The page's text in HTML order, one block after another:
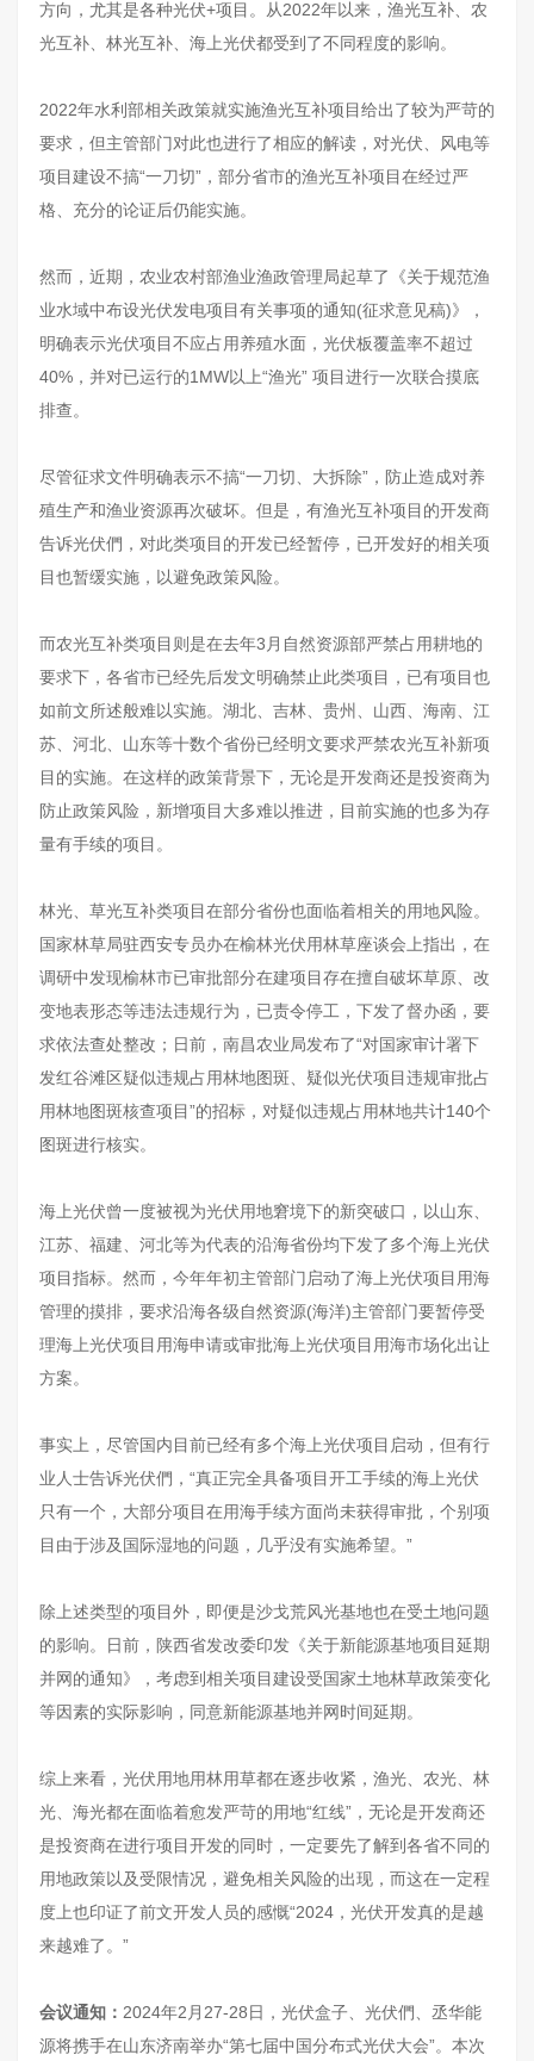
方向，尤其是各种光伏+项目。从2022年以来，渔光互补、农
光互补、林光互补、海上光伏都受到了不同程度的影响。
2022年水利部相关政策就实施渔光互补项目给出了较为严苛的
要求，但主管部门对此也进行了相应的解读，对光伏、风电等
项目建设不搞“一刀切”，部分省市的渔光互补项目在经过严
格、充分的论证后仍能实施。
然而，近期，农业农村部渔业渔政管理局起草了《关于规范渔
业水域中布设光伏发电项目有关事项的通知(征求意见稿)》，
明确表示光伏项目不应占用养殖水面，光伏板覆盖率不超过
40%，并对已运行的1MW以上“渔光” 项目进行一次联合摸底
排查。
尽管征求文件明确表示不搞“一刀切、大拆除”，防止造成对养
殖生产和渔业资源再次破坏。但是，有渔光互补项目的开发商
告诉光伏們，对此类项目的开发已经暂停，已开发好的相关项
目也暂缓实施，以避免政策风险。
而农光互补类项目则是在去年3月自然资源部严禁占用耕地的
要求下，各省市已经先后发文明确禁止此类项目，已有项目也
如前文所述般难以实施。湖北、吉林、贵州、山西、海南、江
苏、河北、山东等十数个省份已经明文要求严禁农光互补新项
目的实施。在这样的政策背景下，无论是开发商还是投资商为
防止政策风险，新增项目大多难以推进，目前实施的也多为存
量有手续的项目。
林光、草光互补类项目在部分省份也面临着相关的用地风险。
国家林草局驻西安专员办在榆林光伏用林草座谈会上指出，在
调研中发现榆林市已审批部分在建项目存在擅自破坏草原、改
变地表形态等违法违规行为，已责令停工，下发了督办函，要
求依法查处整改；日前，南昌农业局发布了“对国家审计署下
发红谷滩区疑似违规占用林地图斑、疑似光伏项目违规审批占
用林地图斑核查项目”的招标，对疑似违规占用林地共计140个
图斑进行核实。
海上光伏曾一度被视为光伏用地窘境下的新突破口，以山东、
江苏、福建、河北等为代表的沿海省份均下发了多个海上光伏
项目指标。然而，今年年初主管部门启动了海上光伏项目用海
管理的摸排，要求沿海各级自然资源(海洋)主管部门要暂停受
理海上光伏项目用海申请或审批海上光伏项目用海市场化出让
方案。
事实上，尽管国内目前已经有多个海上光伏项目启动，但有行
业人士告诉光伏們，“真正完全具备项目开工手续的海上光伏
只有一个，大部分项目在用海手续方面尚未获得审批，个别项
目由于涉及国际湿地的问题，几乎没有实施希望。”
除上述类型的项目外，即便是沙戈荒风光基地也在受土地问题
的影响。日前，陕西省发改委印发《关于新能源基地项目延期
并网的通知》，考虑到相关项目建设受国家土地林草政策变化
等因素的实际影响，同意新能源基地并网时间延期。
综上来看，光伏用地用林用草都在逐步收紧，渔光、农光、林
光、海光都在面临着愈发严苛的用地“红线”，无论是开发商还
是投资商在进行项目开发的同时，一定要先了解到各省不同的
用地政策以及受限情况，避免相关风险的出现，而这在一定程
度上也印证了前文开发人员的感慨“2024，光伏开发真的是越
来越难了。”
会议通知： 2024年2月27-28日，光伏盒子、光伏們、丞华能
源将携手在山东济南举办“第七届中国分布式光伏大会”。本次